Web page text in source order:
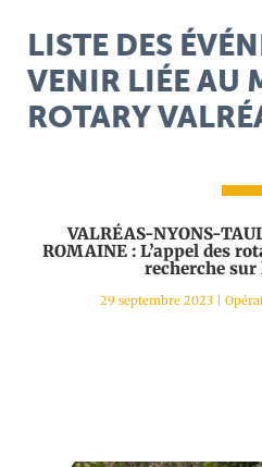
LISTE DES
VENIR LIÉE AU
ROTARY
VALRÉAS-NYONS-
ROMAINE : L’appel des
recherche sur
29 septembre 2023|